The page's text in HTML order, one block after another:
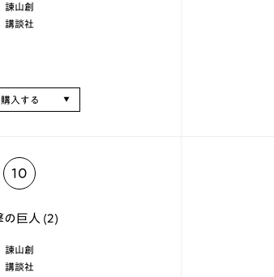
諫山創
講談社
入する
10
の巨人 (2)
諫山創
講談社